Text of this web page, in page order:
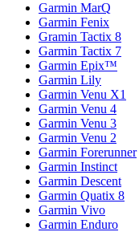
Garmin MarQ
Garmin Fenix
Gramin Tactix 8
Garmin Tactix 7
Garmin Epix™
Garmin Lily
Garmin Venu X1
Garmin Venu 4
Garmin Venu 3
Garmin Venu 2
Garmin Forerunner
Garmin Instinct
Garmin Descent
Garmin Quatix 8
Garmin Vivo
Garmin Enduro